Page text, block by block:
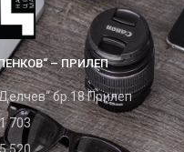
– ПРИЛЕП
бр.18 Прилеп
703